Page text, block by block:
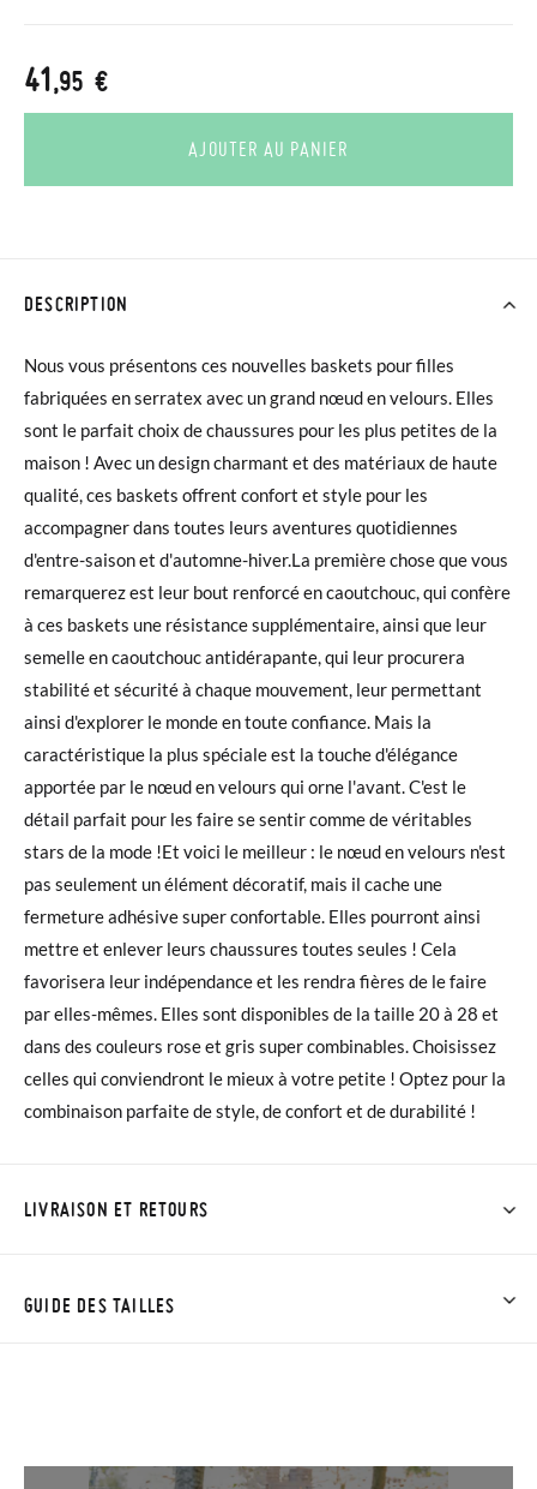
41,95 €
AJOUTER AU PANIER
DESCRIPTION
Nous vous présentons ces nouvelles baskets pour filles
fabriquées en serratex avec un grand nœud en velours. Elles
sont le parfait choix de chaussures pour les plus petites de la
maison ! Avec un design charmant et des matériaux de haute
qualité, ces baskets offrent confort et style pour les
accompagner dans toutes leurs aventures quotidiennes
d'entre-saison et d'automne-hiver.La première chose que vous
remarquerez est leur bout renforcé en caoutchouc, qui confère
à ces baskets une résistance supplémentaire, ainsi que leur
semelle en caoutchouc antidérapante, qui leur procurera
stabilité et sécurité à chaque mouvement, leur permettant
ainsi d'explorer le monde en toute confiance. Mais la
caractéristique la plus spéciale est la touche d'élégance
apportée par le nœud en velours qui orne l'avant. C'est le
détail parfait pour les faire se sentir comme de véritables
stars de la mode !Et voici le meilleur : le nœud en velours n'est
pas seulement un élément décoratif, mais il cache une
fermeture adhésive super confortable. Elles pourront ainsi
mettre et enlever leurs chaussures toutes seules ! Cela
favorisera leur indépendance et les rendra fières de le faire
par elles-mêmes. Elles sont disponibles de la taille 20 à 28 et
dans des couleurs rose et gris super combinables. Choisissez
celles qui conviendront le mieux à votre petite ! Optez pour la
combinaison parfaite de style, de confort et de durabilité !
LIVRAISON ET RETOURS
commandes inférieures à 30 €, la livraison standard coûte
Si vos chaussures arrivent et ne correspondent pas tout à fait
GUIDE DES TAILLES